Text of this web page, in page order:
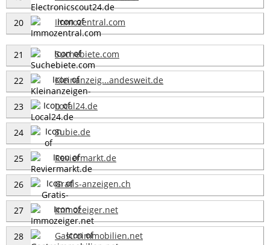
20 Immozentral.com
21 Suchebiete.com
22 Kleinanzeig...andesweit.de
23 Local24.de
24 Subie.de
25 Reviermarkt.de
26 Gratis-anzeigen.ch
27 Immozeiger.net
28 Gastroimmobilien.net